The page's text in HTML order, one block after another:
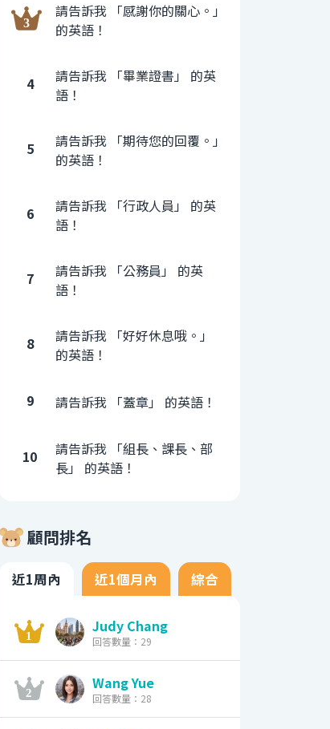
請告訴我 「感謝你的關心。」
的英語！
4
請告訴我 「畢業證書」 的英
語！
5
請告訴我 「期待您的回覆。」
的英語！
6
請告訴我 「行政人員」 的英
語！
7
請告訴我 「公務員」 的英
語！
8
請告訴我 「好好休息哦。」
的英語！
9 請告訴我 「蓋章」 的英語！
10
請告訴我 「組長、課長、部
長」 的英語！
顧問排名
近1周內 近1個月內 綜合
Judy Chang
回答數量：29
Wang Yue
回答數量：28